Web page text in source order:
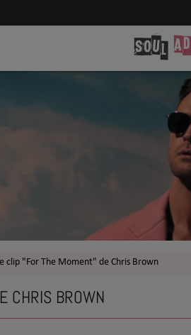
clip "For The Moment" de Chris Brown
CHRIS BROWN